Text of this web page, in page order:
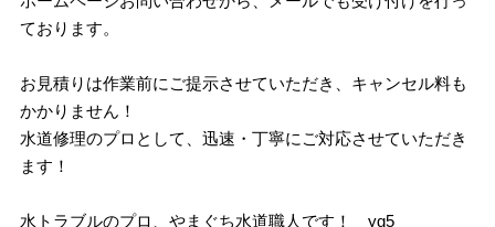
ております。
お見積りは作業前にご提示させていただき、キャンセル料も
かかりません！
水道修理のプロとして、迅速・丁寧にご対応させていただき
ます！
水トラブルのプロ、やまぐち水道職人です！ yg5